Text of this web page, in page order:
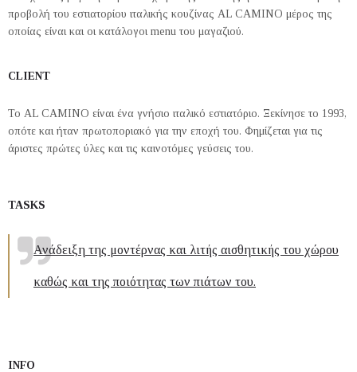
προβολή του εστιατορίου ιταλικής κουζίνας AL CAMINO μέρος της
οποίας είναι και οι κατάλογοι menu του μαγαζιού.
CLIENT
Το AL CAMINO είναι ένα γνήσιο ιταλικό εστιατόριο. Ξεκίνησε το 1993,
οπότε και ήταν πρωτοποριακό για την εποχή του. Φημίζεται για τις
άριστες πρώτες ύλες και τις καινοτόμες γεύσεις του.
TASKS
Ανάδειξη της μοντέρνας και λιτής αισθητικής του χώρου
καθώς και της ποιότητας των πιάτων του.
INFO